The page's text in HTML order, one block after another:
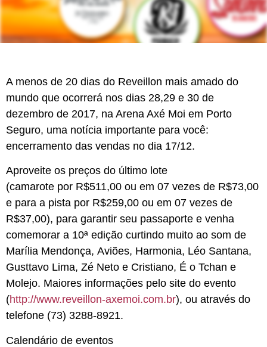
A menos de 20 dias do Reveillon mais amado do
mundo que ocorrerá nos dias 28,29 e 30 de
dezembro de 2017, na Arena Axé Moi em Porto
Seguro, uma notícia importante para você:
encerramento das vendas no dia 17/12.
Aproveite os preços do último lote
(camarote por R$511,00 ou em 07 vezes de R$73,00
e para a pista por R$259,00 ou em 07 vezes de
R$37,00), para garantir seu passaporte e venha
comemorar a 10ª edição curtindo muito ao som de
Marília Mendonça, Aviões, Harmonia, Léo Santana,
Gusttavo Lima, Zé Neto e Cristiano, É o Tchan e
Molejo. Maiores informações pelo site do evento
(http://www.reveillon-axemoi.com.br), ou através do
telefone (73) 3288-8921.
Calendário de eventos